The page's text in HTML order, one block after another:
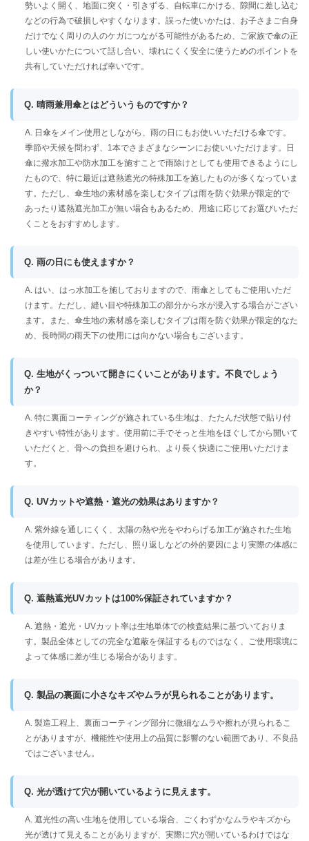
勢いよく開く、地面に突く・引きずる、自転車にかける、隙間に差し込む
などの行為で破損しやすくなります。誤った使いかたは、お子さまご自身
だけでなく周りの人のケガにつながる可能性があるため、ご家族で傘の正
しい使いかたについて話し合い、壊れにくく安全に使うためのポイントを
共有していただければ幸いです。
Q. 晴雨兼用傘とはどういうものですか？
A. 日傘をメイン使用としながら、雨の日にもお使いいただける傘です。
季節や天候を問わず、1本でさまざまなシーンにお使いいただけます。日
傘に撥水加工や防水加工を施すことで雨除けとしても使用できるようにし
たもので、特に最近は遮熱遮光の特殊加工を施したものが多くなっていま
す。ただし、傘生地の素材感を楽しむタイプは雨を防ぐ効果が限定的で
あったり遮熱遮光加工が無い場合もあるため、用途に応じてお選びいただ
くことをおすすめします。
Q. 雨の日にも使えますか？
A. はい、はっ水加工を施しておりますので、雨傘としてもご使用いただ
けます。ただし、縫い目や特殊加工の部分から水が浸入する場合がござい
ます。また、傘生地の素材感を楽しむタイプは雨を防ぐ効果が限定的なた
め、長時間の雨天下の使用には向かない場合もございます。
Q. 生地がくっついて開きにくいことがあります。不良でしょう
か？
A. 特に裏面コーティングが施されている生地は、たたんだ状態で貼り付
きやすい特性があります。使用前に手でそっと生地をほぐしてから開いて
いただくと、骨への負担を避けられ、より長く快適にご使用いただけま
す。
Q. UVカットや遮熱・遮光の効果はありますか？
A. 紫外線を通しにくく、太陽の熱や光をやわらげる加工が施された生地
を使用しています。ただし、照り返しなどの外的要因により実際の体感に
は差が生じる場合があります。
Q. 遮熱遮光UVカットは100%保証されていますか？
A. 遮熱・遮光・UVカット率は生地単体での検査結果に基づいておりま
す。製品全体としての完全な遮蔽を保証するものではなく、ご使用環境に
よって体感に差が生じる場合があります。
Q. 製品の裏面に小さなキズやムラが見られることがあります。
A. 製造工程上、裏面コーティング部分に微細なムラや擦れが見られるこ
とがありますが、機能性や使用上の品質に影響のない範囲であり、不良品
ではございません。
Q. 光が透けて穴が開いているように見えます。
A. 遮光性の高い生地を使用している場合、ごくわずかなムラやキズから
光が透けて見えることがありますが、実際に穴が開いているわけではな